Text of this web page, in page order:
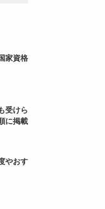
家資格
受けら
に掲載
やおす